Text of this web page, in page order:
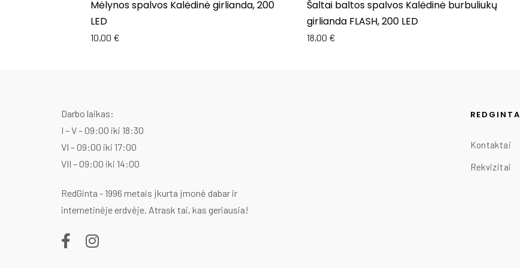
Mėlynos spalvos Kalėdinė girlianda, 200
LED
10,00 €
Šaltai baltos spalvos Kalėdinė burbuliukų
girlianda FLASH, 200 LED
18,00 €
Darbo laikas:
I – V – 09:00 iki 18:30
VI – 09:00 iki 17:00
VII – 09:00 iki 14:00
RedGinta - 1996 metais įkurta įmonė dabar ir
internetinėje erdvėje. Atrask tai, kas geriausia!
REDGINTA
Kontaktai
Rekvizitai